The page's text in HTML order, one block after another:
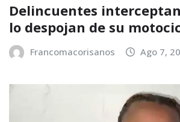
Delincuentes
lo despojan de su
Francomacorisanos Ago 7,